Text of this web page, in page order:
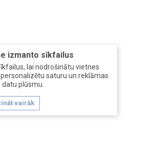
izmanto sīkfailus
lai nodrošinātu vietnes
saturu un reklāmas
plūsmu.
vairāk